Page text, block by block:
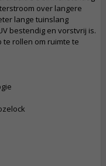
over langere
lange tuinslang
bestendig en vorstvrij is.
rollen om ruimte te